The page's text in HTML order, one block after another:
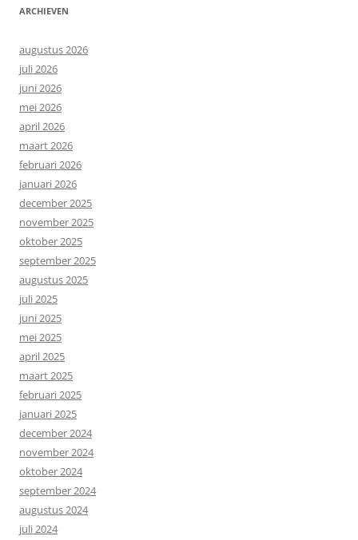
ARCHIEVEN
augustus 2026
juli 2026
juni 2026
mei 2026
april 2026
maart 2026
februari 2026
januari 2026
december 2025
november 2025
oktober 2025
september 2025
augustus 2025
juli 2025
juni 2025
mei 2025
april 2025
maart 2025
februari 2025
januari 2025
december 2024
november 2024
oktober 2024
september 2024
augustus 2024
juli 2024